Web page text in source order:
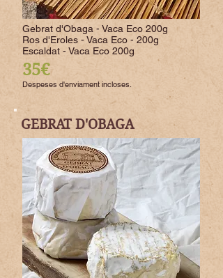
Gebrat d'Obaga - Vaca Eco 200g
Ros d'Eroles - Vaca Eco - 200g
Escaldat - Vaca Eco 200g
35€
Despeses d'enviament incloses.
GEBRAT D'OBAGA